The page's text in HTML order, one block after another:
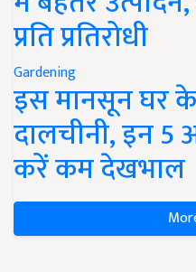
प्रति प्रतिरोधी
Gardening
इस मानसून घर
दालचीनी, इन 5
करें कम देखभाल